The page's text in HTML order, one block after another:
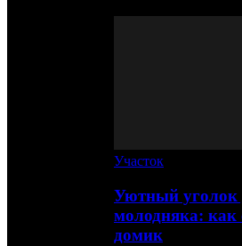
Участок
Уютный уголок
молодняка: как
домик